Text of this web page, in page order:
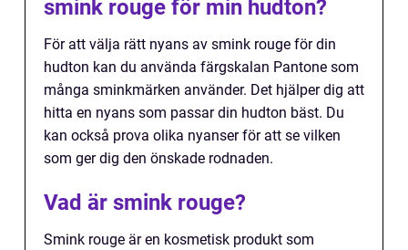
smink rouge för min hudton?
För att välja rätt nyans av smink rouge för din
hudton kan du använda färgskalan Pantone som
många sminkmärken använder. Det hjälper dig att
hitta en nyans som passar din hudton bäst. Du
kan också prova olika nyanser för att se vilken
som ger dig den önskade rodnaden.
Vad är smink rouge?
Smink rouge är en kosmetisk produkt som